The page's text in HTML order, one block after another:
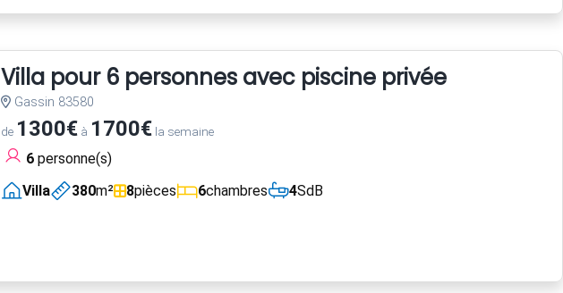
Villa pour 6 personnes avec piscine privée
Gassin 83580
de 1300€à 1700€la semaine
6personne(s)
Villa
380m² 8pièces 6chambres 4SdB